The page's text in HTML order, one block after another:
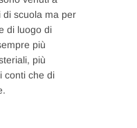
di scuola ma per
di luogo di
più
più
conti che di